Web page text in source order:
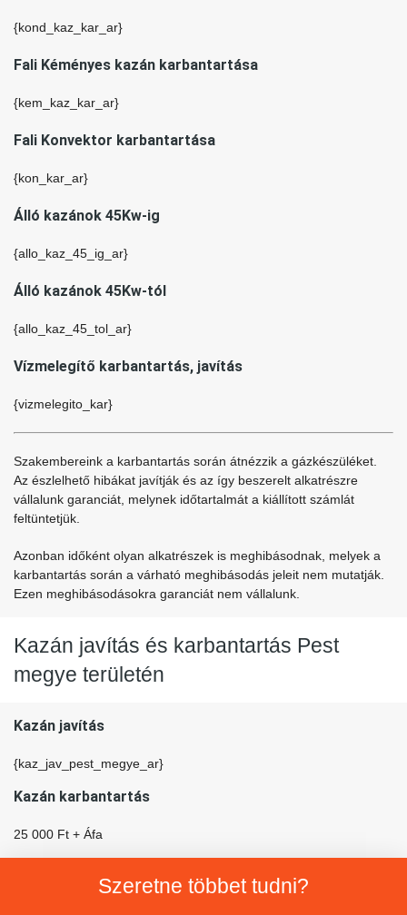
{kond_kaz_kar_ar}
Fali Kéményes kazán karbantartása
{kem_kaz_kar_ar}
Fali Konvektor karbantartása
{kon_kar_ar}
Álló kazánok 45Kw-ig
{allo_kaz_45_ig_ar}
Álló kazánok 45Kw-tól
{allo_kaz_45_tol_ar}
Vízmelegítő karbantartás, javítás
{vizmelegito_kar}
Szakembereink a karbantartás során átnézzik a gázkészüléket.
Az észlelhető hibákat javítják és az így beszerelt alkatrészre
vállalunk garanciát, melynek időtartalmát a kiállított számlát
feltüntetjük.
Azonban időként olyan alkatrészek is meghibásodnak, melyek a
karbantartás során a várható meghibásodás jeleit nem mutatják.
Ezen meghibásodásokra garanciát nem vállalunk.
Kazán javítás és karbantartás Pest
megye területén
Kazán javítás
{kaz_jav_pest_megye_ar}
Kazán karbantartás
25 000 Ft + Áfa
Szeretne többet tudni?